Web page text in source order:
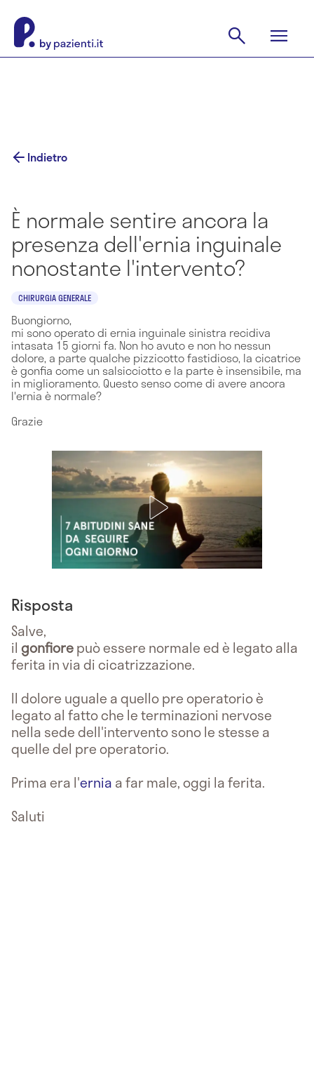
Indietro
È normale sentire ancora la
presenza dell'ernia inguinale
nonostante l'intervento?
CHIRURGIA GENERALE
Buongiorno,
mi sono operato di ernia inguinale sinistra recidiva
intasata 15 giorni fa. Non ho avuto e non ho nessun
dolore, a parte qualche pizzicotto fastidioso, la cicatrice
è gonfia come un salsicciotto e la parte è insensibile, ma
in miglioramento. Questo senso come di avere ancora
l'ernia è normale?
Grazie
Risposta
Salve,
il gonfiorepuò essere normale ed è legato alla
ferita in via di cicatrizzazione.
Il dolore uguale a quello pre operatorio è
legato al fatto che le terminazioni nervose
nella sede dell'intervento sono le stesse a
quelle del pre operatorio.
Prima era l'ernia a far male, oggi la ferita.
Saluti